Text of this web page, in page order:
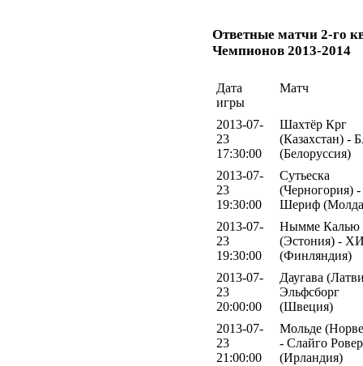
Ответные матчи 2-го
Чемпионов 2013-2014
Дата
игры
Матч
2013-07-
23
17:30:00
Шахтёр Крг
(Казахстан) -
(Белоруссия)
2013-07-
23
19:30:00
Сутьеска
(Черногория) -
Шериф
2013-07-
23
19:30:00
Нымме Калью
(Эстония) -
(Финляндия)
2013-07-
23
20:00:00
Даугава
Эльфсборг
(Швеция)
2013-07-
23
21:00:00
Мольде
- Слайго
(Ирландия)